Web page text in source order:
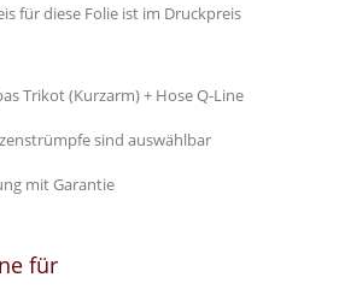
für diese Folie ist im Druckpreis
Trikot (Kurzarm) + Hose Q-Line
sind auswählbar
mit Garantie
für